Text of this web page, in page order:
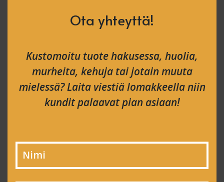
Ota yhteyttä!
Kustomoitu tuote hakusessa, huolia,
murheita, kehuja tai jotain muuta
mielessä? Laita viestiä lomakkeella niin
kundit palaavat pian asiaan!